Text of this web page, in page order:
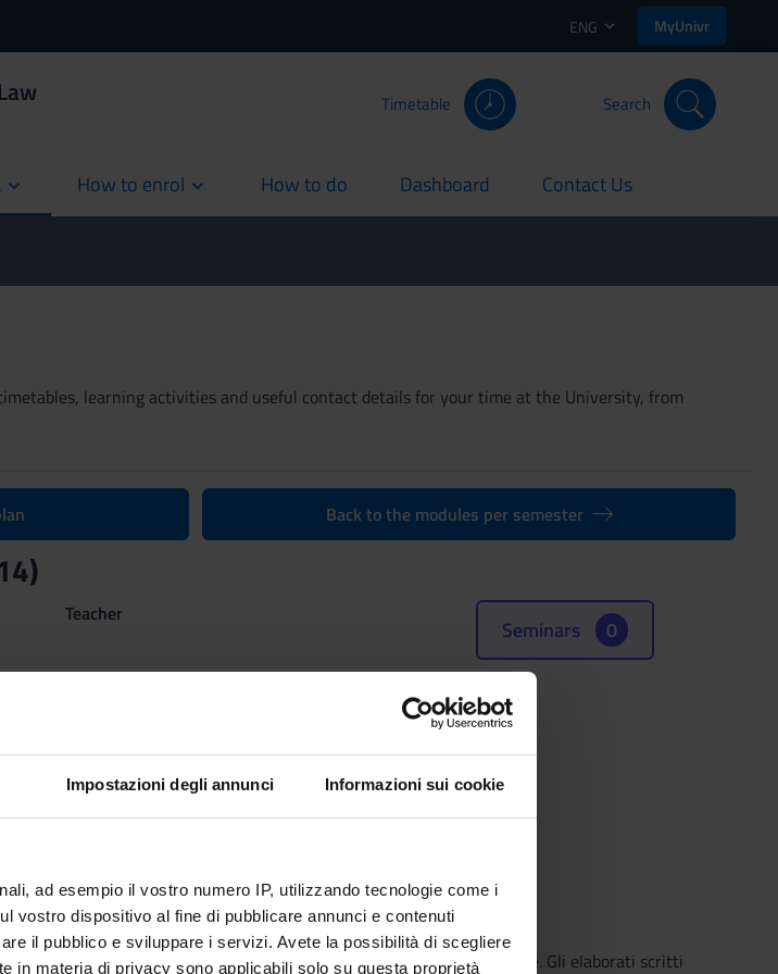
Impostazioni degli annunci Informazioni sui cookie
ad esempio il vostro numero IP, utilizzando tecnologie come i
vostro dispositivo al fine di pubblicare annunci e contenuti
il pubblico e sviluppare i servizi. Avete la possibilità di scegliere
in materia di privacy sono applicabili solo su questa proprietà
ENG MyUnivr
Timetable Search
How to enrol How to do
current Dashboard
current Contact Us
current
learning activities and useful contact details for your time at the University, from
Back to the modules per semester
Teacher
Scientific Disciplinary Sector (SSD)
IUS/17 - CRIMINAL LAW
Seminars 0
scritte svolte su temi indicati o comunque approvati dal docente. Gli elaborati scritti